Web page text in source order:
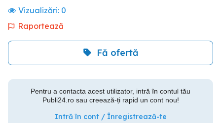
Vizualizări: 0
Raportează
Fă ofertă
Pentru a contacta acest utilizator, intră în contul tău
Publi24.ro sau creează-ți rapid un cont nou!
Intră în cont / Înregistrează-te